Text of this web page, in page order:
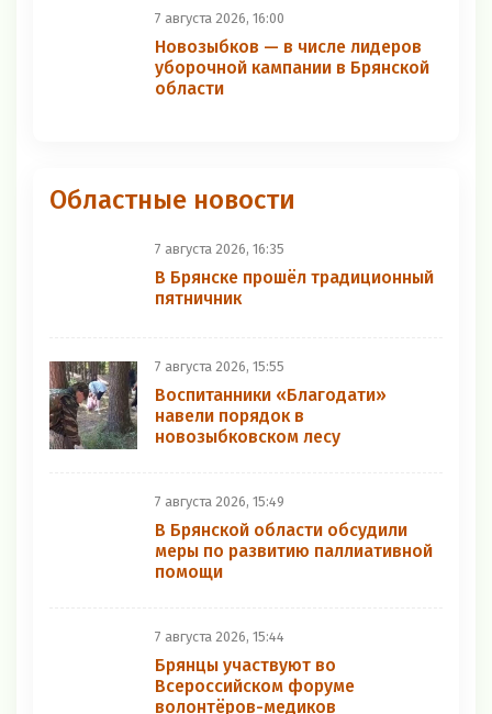
7 августа 2026, 16:00
Новозыбков — в числе лидеров
уборочной кампании в Брянской
области
Областные новости
7 августа 2026, 16:35
В Брянске прошёл традиционный
пятничник
7 августа 2026, 15:55
Воспитанники «Благодати»
навели порядок в
новозыбковском лесу
7 августа 2026, 15:49
В Брянской области обсудили
меры по развитию паллиативной
помощи
7 августа 2026, 15:44
Брянцы участвуют во
Всероссийском форуме
волонтёров-медиков